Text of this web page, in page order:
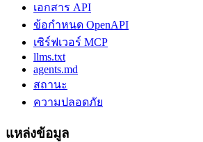
เอกสาร API
ข้อกำหนด OpenAPI
เซิร์ฟเวอร์ MCP
llms.txt
agents.md
สถานะ
ความปลอดภัย
แหล่งข้อมูล